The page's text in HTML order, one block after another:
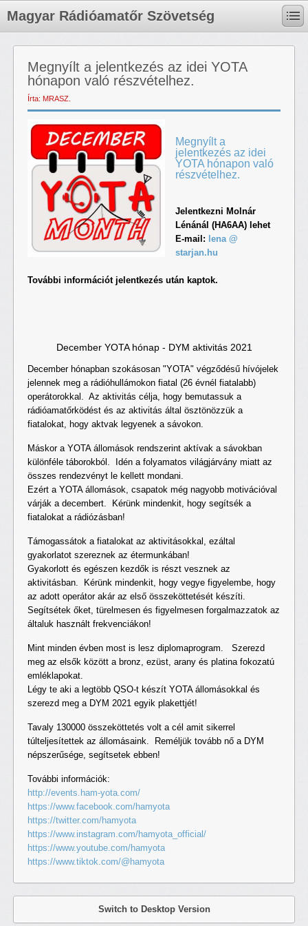
Magyar Rádióamatőr Szövetség
Megnyílt a jelentkezés az idei YOTA
hónapon való részvételhez.
Írta: MRASZ.
Megnyílt a
jelentkezés az idei
YOTA hónapon való
részvételhez.
Jelentkezni Molnár
Lénánál (HA6AA) lehet
E-mail: lena @
starjan.hu
További információt jelentkezés után kaptok.
December YOTA hónap - DYM aktivitás 2021
December hónapban szokásosan "YOTA" végződésű hívójelek
jelennek meg a rádióhullámokon fiatal (26 évnél fiatalabb)
operátorokkal. Az aktivitás célja, hogy bemutassuk a
rádióamatőrködést és az aktivitás által ösztönözzük a
fiatalokat, hogy aktvak legyenek a sávokon.
Máskor a YOTA állomások rendszerint aktívak a sávokban
különféle táborokból. Idén a folyamatos világjárvány miatt az
összes rendezvényt le kellett mondani.
Ezért a YOTA állomások, csapatok még nagyobb motivációval
várják a decembert. Kérünk mindenkit, hogy segítsék a
fiatalokat a rádiózásban!
Támogassátok a fiatalokat az aktivitásokkal, ezáltal
gyakorlatot szereznek az étermunkában!
Gyakorlott és egészen kezdők is részt vesznek az
aktivitásban. Kérünk mindenkit, hogy vegye figyelembe, hogy
az adott operátor akár az első összeköttetését készíti.
Segítsétek őket, türelmesen és figyelmesen forgalmazzatok az
általuk használt frekvenciákon!
Mint minden évben most is lesz diplomaprogram. Szerezd
meg az elsők között a bronz, ezüst, arany és platina fokozatú
emléklapokat.
Légy te aki a legtöbb QSO-t készít YOTA állomásokkal és
szerezd meg a DYM 2021 egyik plakettjét!
Tavaly 130000 összeköttetés volt a cél amit sikerrel
túlteljesítettek az állomásaink. Reméljük tovább nő a DYM
népszerűsége, segítsetek ebben!
További információk:
http://events.ham-yota.com/
https://www.facebook.com/hamyota
https://twitter.com/hamyota
https://www.instagram.com/hamyota_official/
https://www.youtube.com/hamyota
https://www.tiktok.com/@hamyota
Switch to Desktop Version